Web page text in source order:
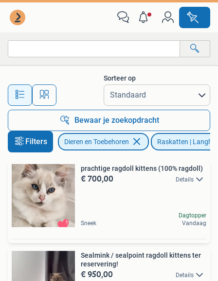
Alle afstanden…
Sorteer op
Bewaar je zoekopdracht
Filters Dieren en Toebehoren Raskatten |
prachtige ragdoll kittens (100% ragdoll)
€ 700,00 Details
Sneek
Dagtopper
Vandaag
Sealmink / sealpoint ragdoll kittens ter
reservering!
€ 950,00 Details